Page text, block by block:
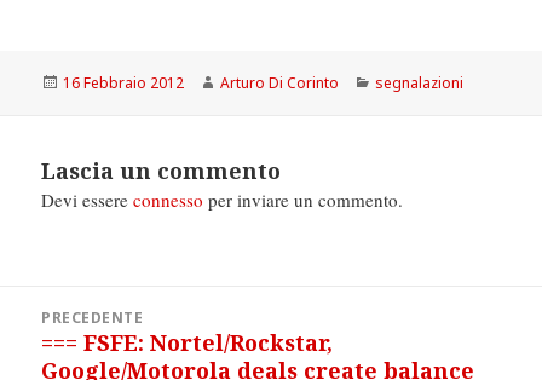
Scritto
16 Febbraio 2012 Autore
Arturo Di Corinto Categorie
segnalazioni
Lascia un commento
Devi essereconnesso per inviare un commento.
articoliPRECEDENTE
Articolo
precedente:
=== FSFE: Nortel/Rockstar,
Google/Motorola deals create balance